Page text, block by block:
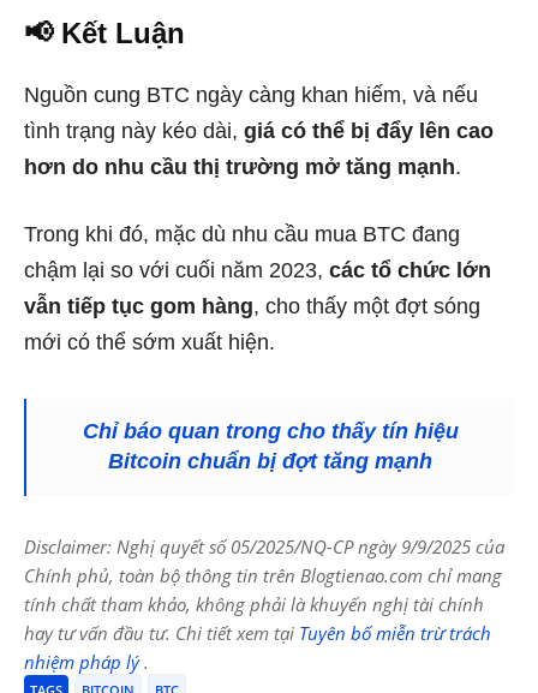
📢 Kết Luận
Nguồn cung BTC ngày càng khan hiếm, và nếu
tình trạng này kéo dài, giá có thể bị đẩy lên cao
hơn do nhu cầu thị trường mở tăng mạnh.
Trong khi đó, mặc dù nhu cầu mua BTC đang
chậm lại so với cuối năm 2023, các tổ chức lớn
vẫn tiếp tục gom hàng, cho thấy một đợt sóng
mới có thể sớm xuất hiện.
Chỉ báo quan trong cho thấy tín hiệu
Bitcoin chuẩn bị đợt tăng mạnh
Disclaimer: Nghị quyết số 05/2025/NQ-CP ngày 9/9/2025 của
Chính phủ, toàn bộ thông tin trên Blogtienao.com chỉ mang
tính chất tham khảo, không phải là khuyến nghị tài chính
hay tư vấn đầu tư. Chi tiết xem tại Tuyên bố miễn trừ trách
nhiệm pháp lý.